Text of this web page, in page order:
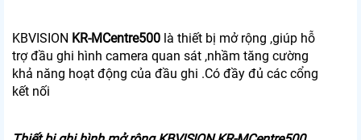
KBVISION KR-MCentre500 là thiết bị mở rộng ,giúp hỗ
trợ đầu ghi hình camera quan sát ,nhầm tăng cường
khả năng hoạt động của đầu ghi .Có đầy đủ các cổng
kết nối